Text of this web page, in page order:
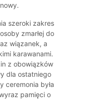
szeroki zakres
zmarłej do
wiązanek, a
karawanami.
z obowiązków
dla ostatniego
ceremonia była
pamięci o